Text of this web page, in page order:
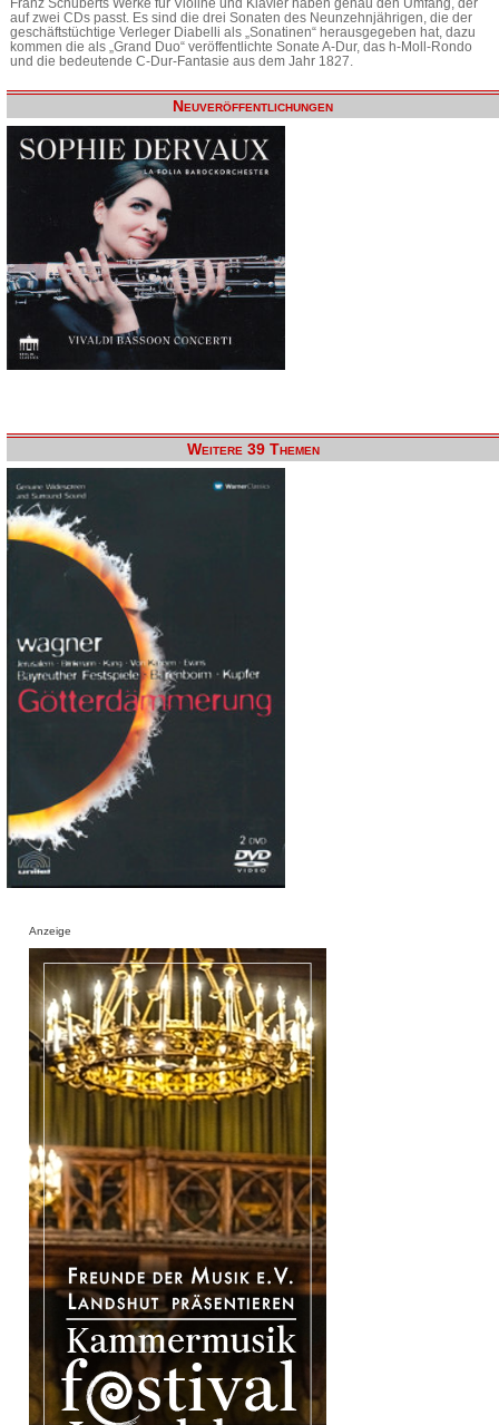
Franz Schuberts Werke für Violine und Klavier haben genau den Umfang, der
auf zwei CDs passt. Es sind die drei Sonaten des Neunzehnjährigen, die der
geschäftstüchtige Verleger Diabelli als „Sonatinen“ herausgegeben hat, dazu
kommen die als „Grand Duo“ veröffentlichte Sonate A-Dur, das h-Moll-Rondo
und die bedeutende C-Dur-Fantasie aus dem Jahr 1827.
Neuveröffentlichungen
Weitere 39 Themen
Anzeige